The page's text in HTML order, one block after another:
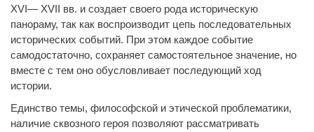
XVI— XVII вв. и создает своего рода историческую
панораму, так как воспроизводит цепь последовательных
исторических событий. При этом каждое событие
самодостаточно, сохраняет самостоятельное значение, но
вместе с тем оно обусловливает последующий ход
истории.
Единство темы, философской и этической проблематики,
наличие сквозного героя позволяют рассматривать